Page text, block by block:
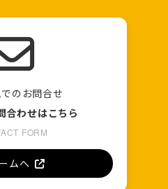
のお問合せ
合わせはこちら
FORM
ムへ